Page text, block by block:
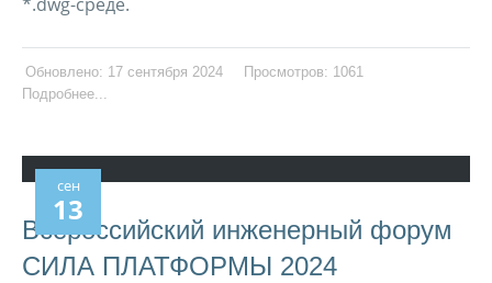
Обновлено: 17 сентября 2024
Просмотров: 1061
Подробнее...
сен
13
Всероссийский инженерный форум
СИЛА ПЛАТФОРМЫ 2024